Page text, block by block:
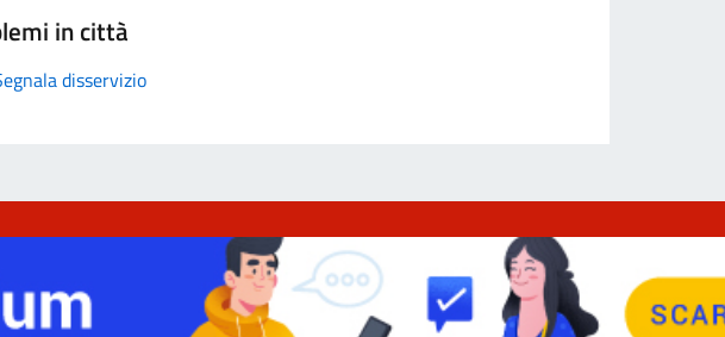
in città
disservizio